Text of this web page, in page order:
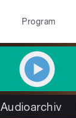
Program
Audioarchiv